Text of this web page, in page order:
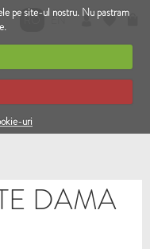
pe site-ul nostru. Nu pastram
uri
RO EN
DAMA